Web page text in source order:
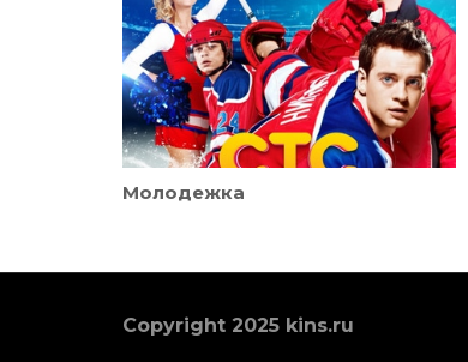
Молодежка
Copyright 2025 kins.ru